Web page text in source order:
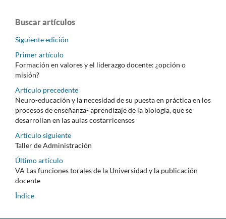
Buscar artículos
Siguiente edición
Primer artículo
Formación en valores y el liderazgo docente: ¿opción o
misión?
Artículo precedente
Neuro-educación y la necesidad de su puesta en práctica en los
procesos de enseñanza- aprendizaje de la biología, que se
desarrollan en las aulas costarricenses
Artículo siguiente
Taller de Administración
Último artículo
VA Las funciones torales de la Universidad y la publicación
docente
Índice